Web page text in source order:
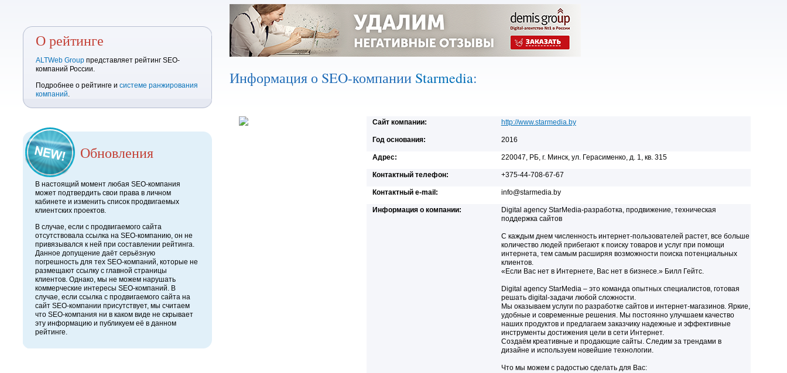
О рейтинге
ALTWeb Group представляет рейтинг SEO-
компаний России.
Подробнее о рейтинге и системе ранжирования
компаний.
Обновления
В настоящий момент любая SEO-компания
может подтвердить свои права в личном
кабинете и изменить список продвигаемых
клиентских проектов.
В случае, если с продвигаемого сайта
отсутствовала ссылка на SEO-компанию, он не
привязывался к ней при составлении рейтинга.
Данное допущение даёт серьёзную
погрешность для тех SEO-компаний, которые не
размещают ссылку с главной страницы
клиентов. Однако, мы не можем нарушать
коммерческие интересы SEO-компаний. В
случае, если ссылка с продвигаемого сайта на
сайт SEO-компании присутствует, мы считаем
что SEO-компания ни в каком виде не скрывает
эту информацию и публикуем её в данном
рейтинге.
Информация о SEO-компании Starmedia:
Сайт компании: http://www.starmedia.by
Год основания: 2016
Адрес: 220047, РБ, г. Минск, ул. Герасименко, д. 1, кв. 315
Контактный телефон: +375-44-708-67-67
Контактный e-mail: info@starmedia.by
Информация о компании:
Digital agency StarMedia-разработка, продвижение, техническая
поддержка сайтов
С каждым днем численность интернет-пользователей растет, все больше
количество людей прибегают к поиску товаров и услуг при помощи
интернета, тем самым расширяя возможности поиска потенциальных
клиентов.
«Если Вас нет в Интернете, Вас нет в бизнесе.» Билл Гейтс.
Digital agency StarMedia – это команда опытных специалистов, готовая
решать digital-задачи любой сложности.
Мы оказываем услуги по разработке сайтов и интернет-магазинов. Яркие,
удобные и современные решения. Мы постоянно улучшаем качество
наших продуктов и предлагаем заказчику надежные и эффективные
инструменты достижения цели в сети Интернет.
Создаём креативные и продающие сайты. Следим за трендами в
дизайне и используем новейшие технологии.
Что мы можем с радостью сделать для Вас: